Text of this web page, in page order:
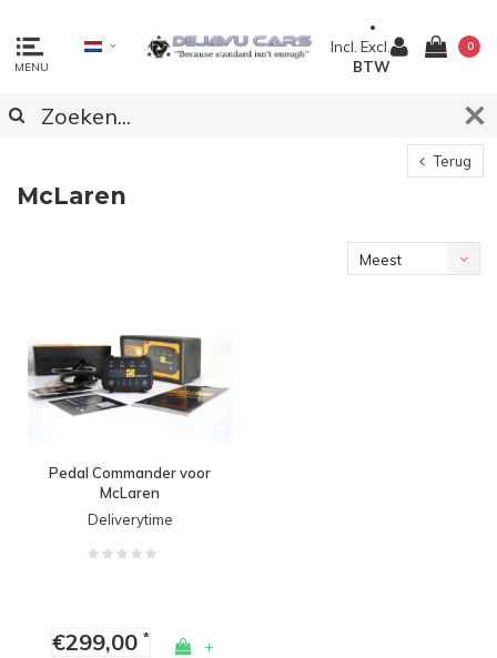
MENU
Incl. Excl.
BTW
0
Terug
McLaren
Meest
Pedal Commander voor
McLaren
Deliverytime
€299,00* +